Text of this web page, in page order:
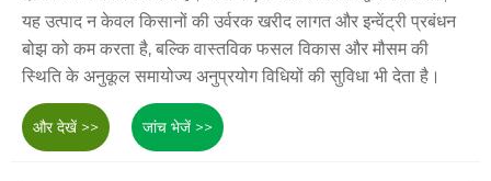
यह उत्पाद न केवल किसानों की उर्वरक खरीद लागत और इन्वेंट्री प्रबंधन
बोझ को कम करता है, बल्कि वास्तविक फसल विकास और मौसम की
स्थिति के अनुकूल समायोज्य अनुप्रयोग विधियों की सुविधा भी देता है।
और देखें >> जांच भेजें >>